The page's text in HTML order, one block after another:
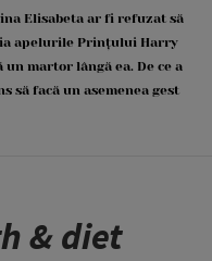
Elisabeta ar fi refuzat să
apelurile Prințului Harry
un martor lângă ea. De ce a
să facă un asemenea gest
& diet